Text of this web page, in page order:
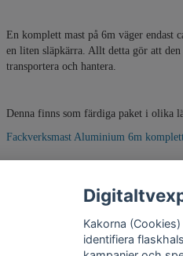
En komplett mast på 6m väger endast
en liten släpkärra. Allt detta gör att
transportera och hantera.
Denna finns som färdiga paket i olika
Fackverksmast Aluminium 6m
Kakorna
identifiera